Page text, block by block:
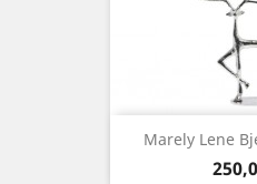
Marely Lene
Cena